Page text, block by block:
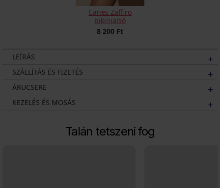
Canes Zaffiro
bikinialsó
8 200 Ft
LEÍRÁS
SZÁLLÍTÁS ÉS FIZETÉS
ÁRUCSERE
KEZELÉS ÉS MOSÁS
Talán tetszeni fog